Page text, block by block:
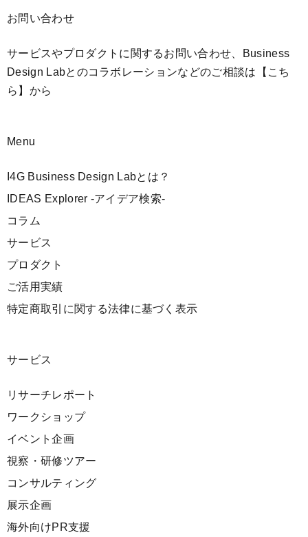
お問い合わせ
サービスやプロダクトに関するお問い合わせ、Business
Design Labとのコラボレーションなどのご相談は 【こち
ら】 から
Menu
I4G Business Design Labとは？
IDEAS Explorer -アイデア検索-
コラム
サービス
プロダクト
ご活用実績
特定商取引に関する法律に基づく表示
サービス
リサーチレポート
ワークショップ
イベント企画
視察・研修ツアー
コンサルティング
展示企画
海外向けPR支援